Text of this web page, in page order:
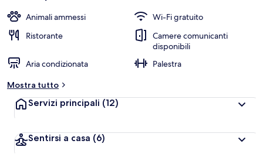
Animali ammessi
Wi-Fi gratuito
Ristorante
Camere comunicanti
disponibili
Aria condizionata
Palestra
Mostra tutto
Servizi principali (12)
Sentirsi a casa (6)